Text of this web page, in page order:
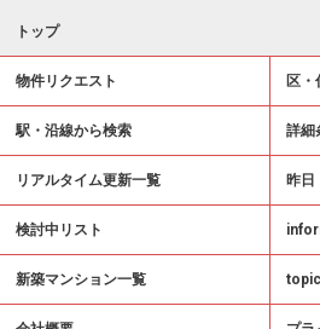
トップ
物件リクエスト 区・
駅・沿線から検索 詳細
リアルタイム更新一覧 昨日
検討中リスト
新築マンション一覧